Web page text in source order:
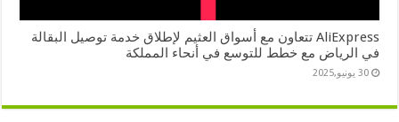
AliExpress تتعاون مع أسواق العثيم لإطلاق خدمة توصيل البقالة
في الرياض مع خطط للتوسع في أنحاء المملكة
30 يونيو,2025